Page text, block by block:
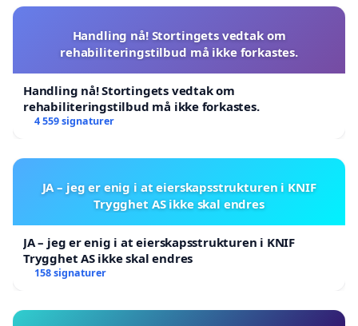
Handling nå! Stortingets vedtak om
rehabiliteringstilbud må ikke forkastes.
Handling nå! Stortingets vedtak om
rehabiliteringstilbud må ikke forkastes.
4 559 signaturer
JA – jeg er enig i at eierskapsstrukturen i KNIF
Trygghet AS ikke skal endres
JA – jeg er enig i at eierskapsstrukturen i KNIF
Trygghet AS ikke skal endres
158 signaturer